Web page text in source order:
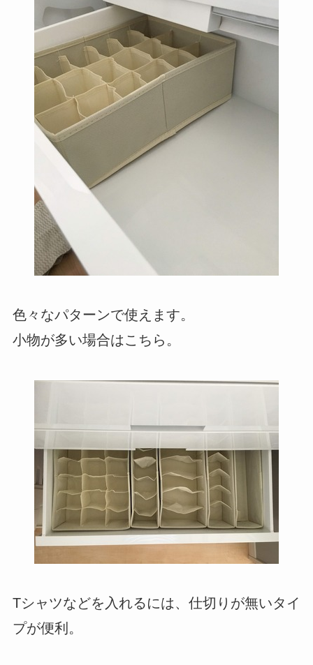
色々なパターンで使えます。
小物が多い場合はこちら。
Tシャツなどを入れるには、仕切りが無いタイ
プが便利。